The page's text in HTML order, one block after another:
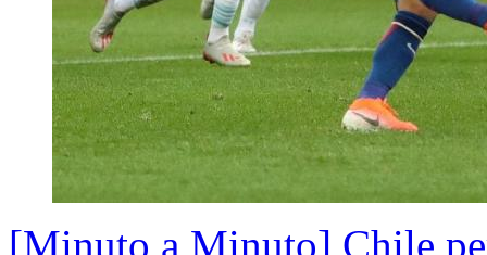
[Minuto a Minuto] Chile